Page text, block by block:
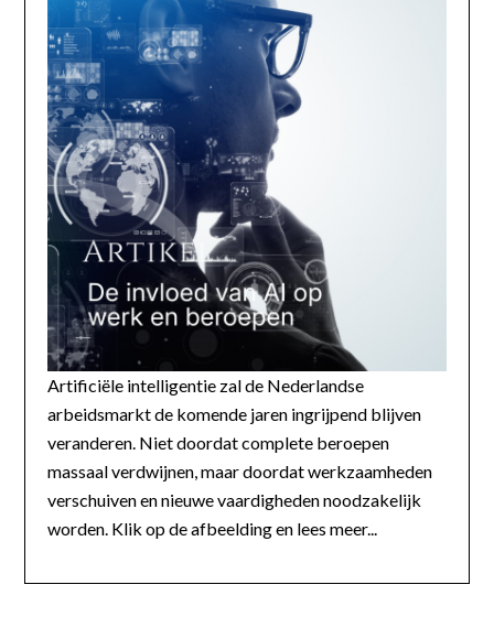
Artificiële intelligentie zal de Nederlandse
arbeidsmarkt de komende jaren ingrijpend blijven
veranderen. Niet doordat complete beroepen
massaal verdwijnen, maar doordat werkzaamheden
verschuiven en nieuwe vaardigheden noodzakelijk
worden. Klik op de afbeelding en lees meer...